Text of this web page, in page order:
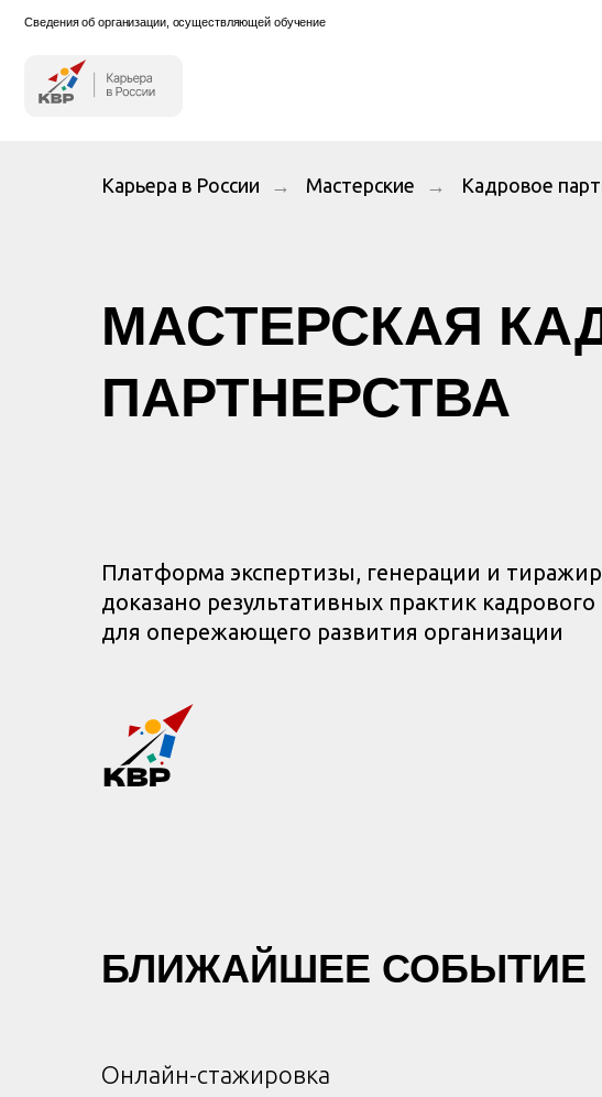
Сведения об организации, осуществляющей обучение
Карьера в России → Мастерские → Кадровое
МАСТЕРСКАЯ
ПАРТНЕРСТВА
Платформа экспертизы, генерации и
доказано результативных практик кадрового
для опережающего развития организации
БЛИЖАЙШЕЕ СОБЫТИЕ
Онлайн-стажировка